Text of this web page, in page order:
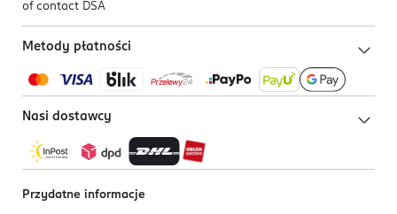
of contact DSA
Metody płatności
Nasi dostawcy
Przydatne informacje